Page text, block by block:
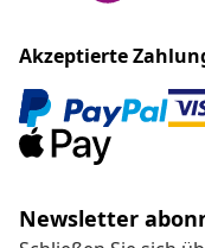
Akzeptierte
Newsletter